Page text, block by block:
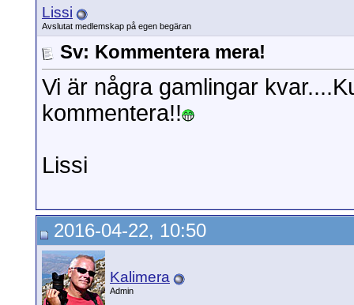
Lissi
Avslutat medlemskap på egen begäran
Sv: Kommentera mera!
Vi är några gamlingar
kommentera!!
Lissi
2016-04-22, 10:50
Kalimera
Admin